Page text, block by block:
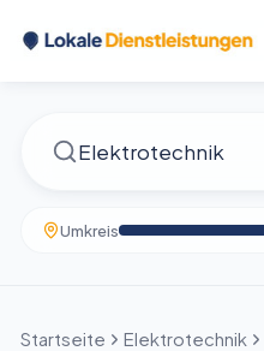
Umkreis
Startseite Elektrotechnik